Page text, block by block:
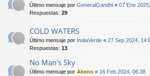
Último mensaje por GeneralGandhi « 07 Ene
Respuestas: 29
COLD WATERS
Último mensaje por IndiaVerde « 27 Sep 2024,
Respuestas: 13
No Man's Sky
Último mensaje por Akeno « 16 Feb 2024, 06:38